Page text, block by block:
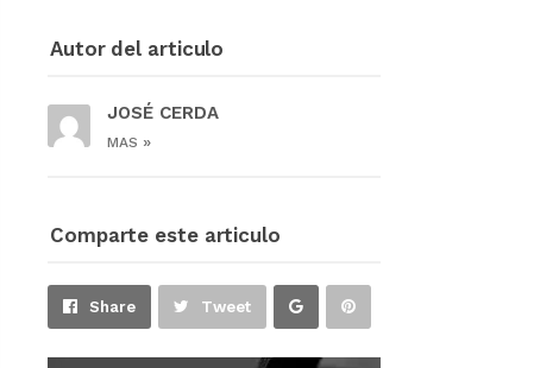
Autor del articulo
JOSÉ CERDA
MAS »
Comparte este articulo
Share Tweet Share Pin